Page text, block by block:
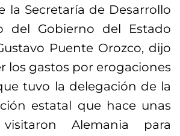
la Secretaría de Desarrollo
del Gobierno del Estado
Puente Orozco, dijo
los gastos por erogaciones
tuvo la delegación de la
estatal que hace unas
Alemania para